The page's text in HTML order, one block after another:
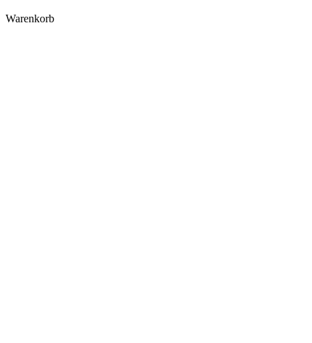
Warenkorb